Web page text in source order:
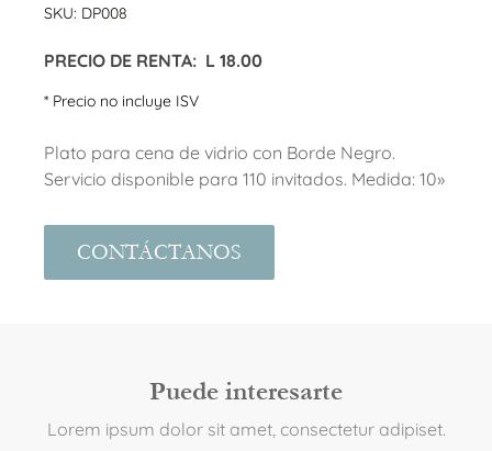
SKU: DP008
PRECIO DE RENTA: L 18.00
* Precio no incluye ISV
Plato para cena de vidrio con Borde Negro.
Servicio disponible para 110 invitados. Medida: 10»
CONTÁCTANOS
Puede interesarte
Lorem ipsum dolor sit amet, consectetur adipiset.